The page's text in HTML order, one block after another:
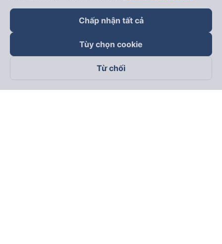
Theo dõi chúng tôi trên
Chấp nhận tất cả
Tùy chọn cookie
Từ chối